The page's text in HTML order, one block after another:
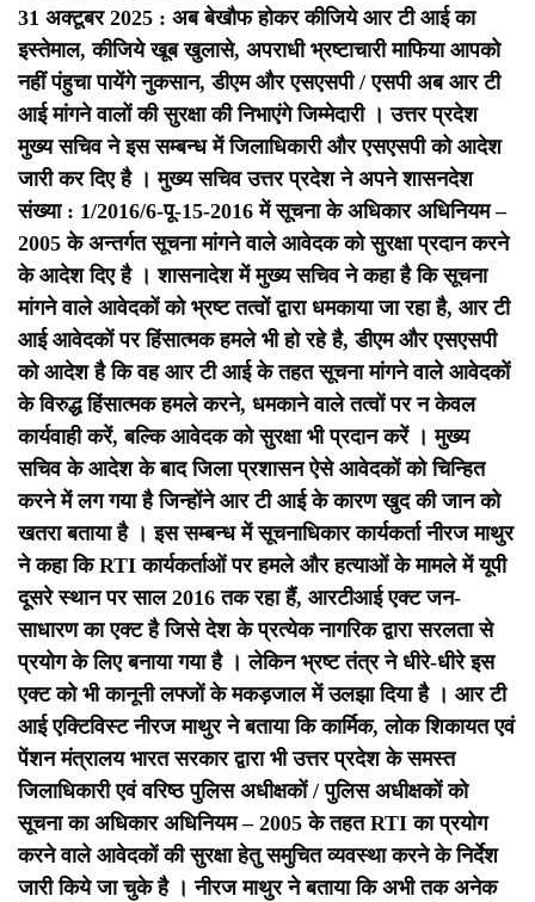
31 अक्टूबर 2025 : अब बेखौफ होकर कीजिये आर टी आई का
इस्तेमाल, कीजिये खूब खुलासे, अपराधी भ्रष्टाचारी माफिया आपको
नहीं पंहुचा पायेंगे नुकसान, डीएम और एसएसपी / एसपी अब आर टी
आई मांगने वालों की सुरक्षा की निभाएंगे जिम्मेदारी ।उत्तर प्रदेश
मुख्य सचिव ने इस सम्बन्ध में जिलाधिकारी और एसएसपी को आदेश
जारी कर दिए है ।मुख्य सचिव उत्तर प्रदेश ने अपने शासनदेश
संख्या : 1/2016/6-पू-15-2016 में सूचना के अधिकार अधिनियम –
2005 के अन्तर्गत सूचना मांगने वाले आवेदक को सुरक्षा प्रदान करने
के आदेश दिए है ।शासनादेश में मुख्य सचिव ने कहा है कि सूचना
मांगने वाले आवेदकों को भ्रष्ट तत्वों द्वारा धमकाया जा रहा है, आर टी
आई आवेदकों पर हिंसात्मक हमले भी हो रहे है, डीएम और एसएसपी
को आदेश है कि वह आर टी आई के तहत सूचना मांगने वाले आवेदकों
के विरुद्ध हिंसात्मक हमले करने, धमकाने वाले तत्वों पर न केवल
कार्यवाही करें, बल्कि आवेदक को सुरक्षा भी प्रदान करें ।मुख्य
सचिव के आदेश के बाद जिला प्रशासन ऐसे आवेदकों को चिन्हित
करने में लग गया है जिन्होंने आर टी आई के कारण खुद की जान को
खतरा बताया है ।इस सम्बन्ध में सूचनाधिकार कार्यकर्ता नीरज माथुर
ने कहा कि RTI कार्यकर्ताओं पर हमले और हत्याओं के मामले में यूपी
दूसरे स्थान पर साल 2016 तक रहा हैं, आरटीआई एक्ट जन-
साधारण का एक्ट है जिसे देश के प्रत्येक नागरिक द्वारा सरलता से
प्रयोग के लिए बनाया गया है । लेकिन भ्रष्ट तंत्र ने धीरे-धीरे इस
एक्ट को भी कानूनी लफ्जों के मकड़जाल में उलझा दिया है । आर टी
आई एक्टिविस्ट नीरज माथुर ने बताया कि कार्मिक, लोक शिकायत एवं
पेंशन मंत्रालय भारत सरकार द्वारा भी उत्तर प्रदेश के समस्त
जिलाधिकारी एवं वरिष्ठ पुलिस अधीक्षकों / पुलिस अधीक्षकों को
सूचना का अधिकार अधिनियम – 2005 के तहत RTI का प्रयोग
करने वाले आवेदकों की सुरक्षा हेतु समुचित व्यवस्था करने के निर्देश
जारी किये जा चुके है ।नीरज माथुर ने बताया कि अभी तक अनेक